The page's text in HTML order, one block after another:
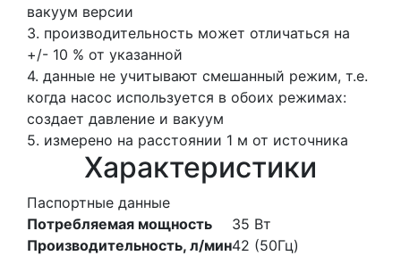
вакуум версии
3. производительность может отличаться на
+/- 10 % от указанной
4. данные не учитывают смешанный режим, т.е.
когда насос используется в обоих режимах:
создает давление и вакуум
5. измерено на расстоянии 1 м от источника
Характеристики
Паспортные данные
Потребляемая мощность
35 Вт
Производительность, л/мин42 (50Гц)